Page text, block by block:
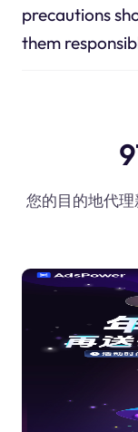
precautions
them
您的目的地代